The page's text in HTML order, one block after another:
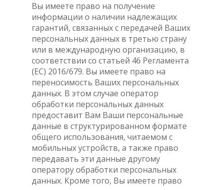
Вы имеете право на получение
информации о наличии надлежащих
гарантий, связанных с передачей Ваших
персональных данных в третью страну
или в международную организацию, в
соответствии со статьей 46 Регламента
(ЕС) 2016/679. Вы имеете право на
переносимость Ваших персональных
данных. В этом случае оператор
обработки персональных данных
предоставит Вам Ваши персональные
данные в структурированном формате
общего использования, читаемом с
мобильных устройств, а также право
передавать эти данные другому
оператору обработки персональных
данных. Кроме того, Вы имеете право